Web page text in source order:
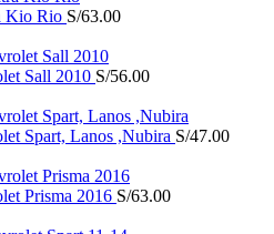
Kio Rio S/63.00
Sall 2010 S/56.00
Spart, Lanos ,Nubira S/47.00
Prisma 2016 S/63.00